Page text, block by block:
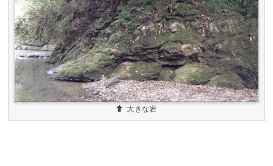
大きな岩